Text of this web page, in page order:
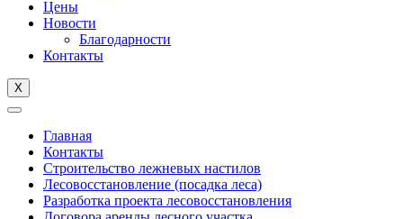
Цены
Новости
Благодарности
Контакты
X
Главная
Контакты
Строительство лежневых настилов
Лесовосстановление (посадка леса)
Разработка проекта лесовосстановления